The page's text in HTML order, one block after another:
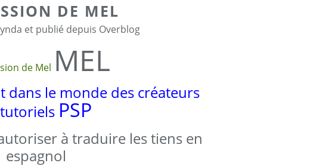
DE MEL
et publié depuis Overblog
MEL
dans le monde des créateurs
PSP
à traduire les tiens en
espagnol